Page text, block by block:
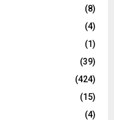
(8)
(4)
(1)
(39)
(424)
(15)
(4)